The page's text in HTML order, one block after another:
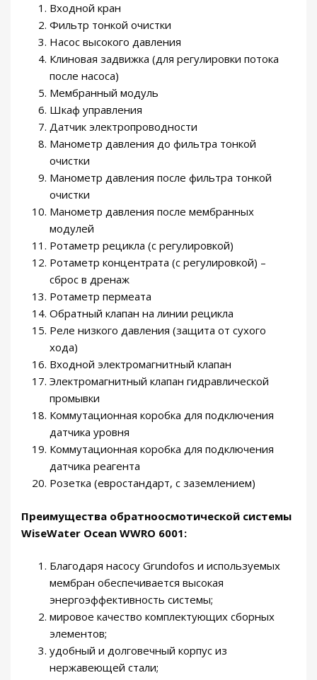
Входной кран
Фильтр тонкой очистки
Насос высокого давления
Клиновая задвижка (для регулировки потока
после насоса)
Мембранный модуль
Шкаф управления
Датчик электропроводности
Манометр давления до фильтра тонкой
очистки
Манометр давления после фильтра тонкой
очистки
Манометр давления после мембранных
модулей
Ротаметр рецикла (с регулировкой)
Ротаметр концентрата (с регулировкой) –
сброс в дренаж
Ротаметр пермеата
Обратный клапан на линии рецикла
Реле низкого давления (защита от сухого
хода)
Входной электромагнитный клапан
Электромагнитный клапан гидравлической
промывки
Коммутационная коробка для подключения
датчика уровня
Коммутационная коробка для подключения
датчика реагента
Розетка (евростандарт, с заземлением)
Преимущества обратноосмотической системы
WiseWater Ocean WWRO 6001:
Благодаря насосу Grundofos и используемых
мембран обеспечивается высокая
энергоэффективность системы;
мировое качество комплектующих сборных
элементов;
удобный и долговечный корпус из
нержавеющей стали;